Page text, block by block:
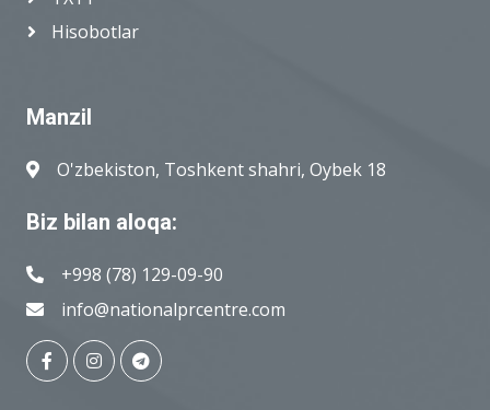
Hisobotlar
Manzil
O'zbekiston, Toshkent shahri, Oybek 18
Biz bilan aloqa:
+998 (78) 129-09-90
info@nationalprcentre.com